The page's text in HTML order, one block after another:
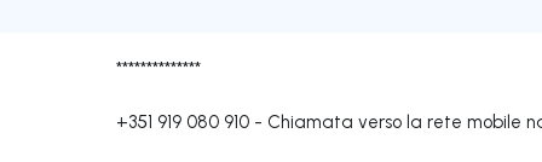
**************
+351 919 080 910 - Chiamata verso la rete mobile